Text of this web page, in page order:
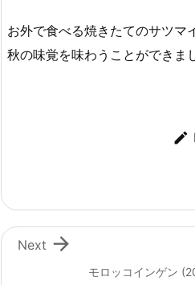
お外で食べる焼きたてのサツマ
秋の味覚を味わうことができ

モロッコインゲン

Next